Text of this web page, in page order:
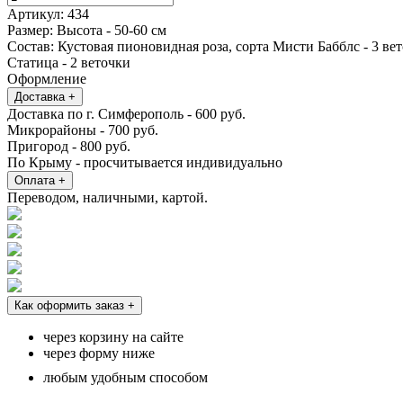
товара
Пионовидные
кустовые
розы
Мисти
Баблс
со
статицей
Артикул: 434
Размер: Высота - 50-60 см
Состав: Кустовая пионовидная роза, сорта Мисти Бабблс - 3
Статица - 2 веточки
Оформление
Доставка +
Доставка по г. Симферополь - 600 руб.
Микрорайоны - 700 руб.
Пригород - 800 руб.
По Крыму - просчитывается индивидуально
Оплата +
Переводом, наличными, картой.
Как оформить заказ +
через корзину на сайте
через форму ниже
любым удобным способом